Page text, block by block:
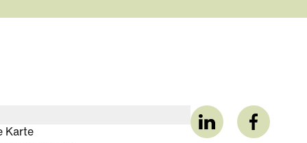
Karte